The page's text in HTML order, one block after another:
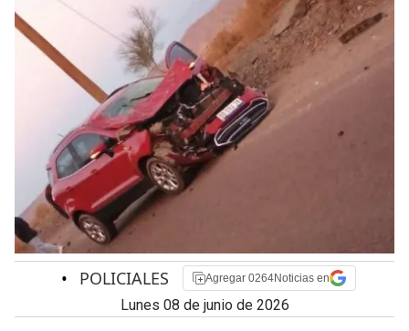
• POLICIALES Agregar 0264Noticias en
lunes 08 de junio de 2026